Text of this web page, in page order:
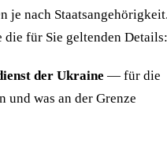
nach
die für Sie geltenden Details:
der Ukraine — für die
und was an der Grenze